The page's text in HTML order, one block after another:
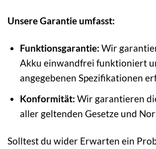
Unsere Garantie umfasst:
Funktionsgarantie: Wir
Akku einwandfrei funktioniert
angegebenen Spezifikationen
Konformität: Wir garantieren
aller geltenden Gesetze und
Solltest du wider Erwarten ein